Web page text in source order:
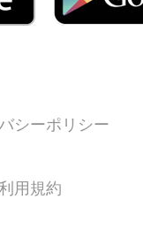
シーポリシー
用規約